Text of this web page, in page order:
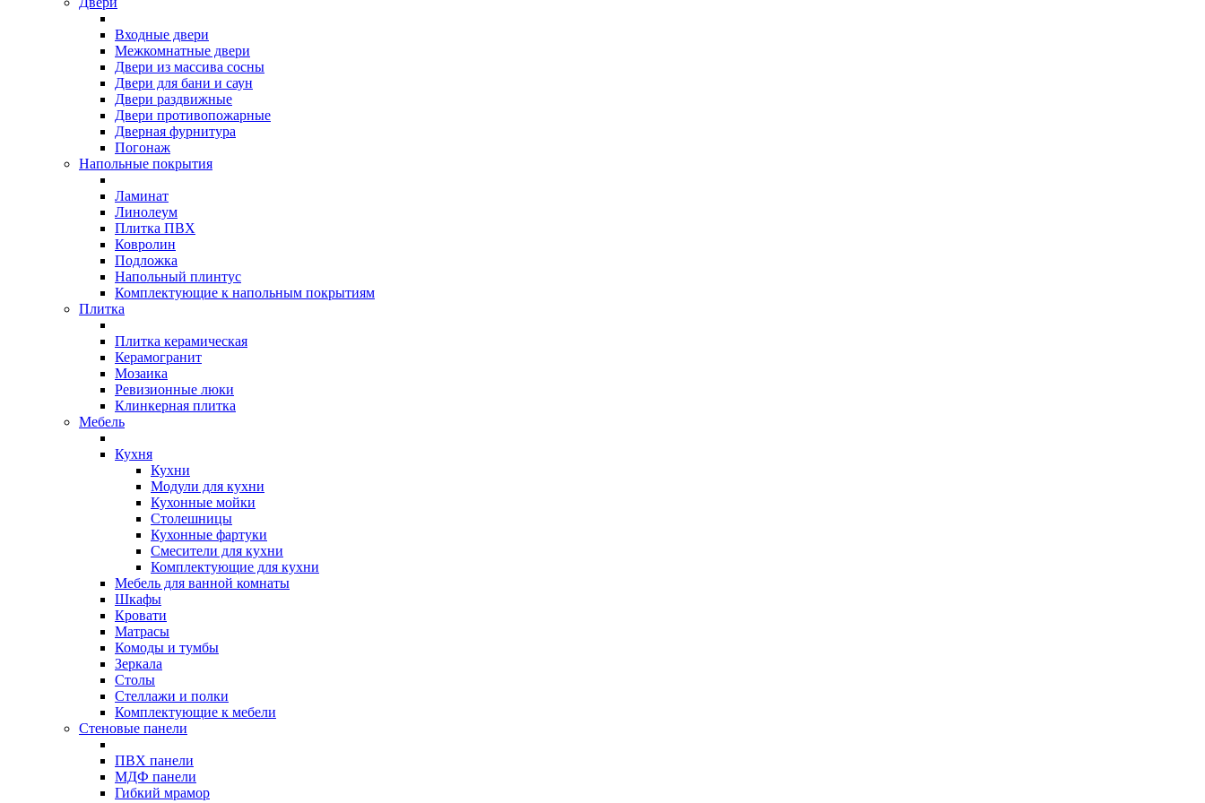
Входные двери
Межкомнатные двери
Двери из массива сосны
Двери для бани и саун
Двери раздвижные
Двери противопожарные
Дверная фурнитура
Погонаж
Напольные покрытия
Ламинат
Линолеум
Плитка ПВХ
Ковролин
Подложка
Напольный плинтус
Комплектующие к напольным покрытиям
Плитка
Плитка керамическая
Керамогранит
Мозаика
Ревизионные люки
Клинкерная плитка
Мебель
Кухня
Кухни
Модули для кухни
Кухонные мойки
Столешницы
Кухонные фартуки
Смесители для кухни
Комплектующие для кухни
Мебель для ванной комнаты
Шкафы
Кровати
Матрасы
Комоды и тумбы
Зеркала
Столы
Стеллажи и полки
Комплектующие к мебели
Стеновые панели
ПВХ панели
МДФ панели
Гибкий мрамор